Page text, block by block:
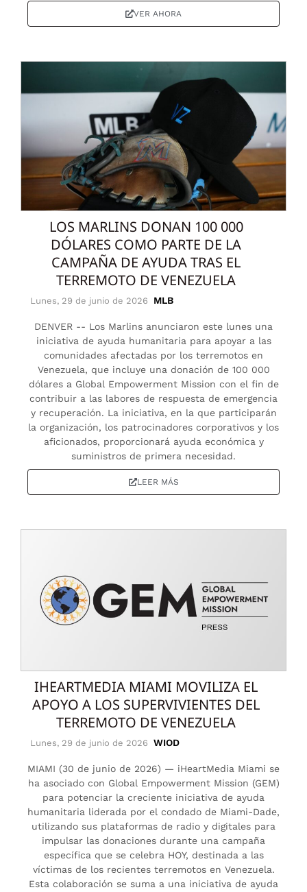
VER AHORA
LOS MARLINS DONAN 100 000
DÓLARES COMO PARTE DE LA
CAMPAÑA DE AYUDA TRAS EL
TERREMOTO DE VENEZUELA
Lunes, 29 de junio de 2026 MLB
DENVER -- Los Marlins anunciaron este lunes una
iniciativa de ayuda humanitaria para apoyar a las
comunidades afectadas por los terremotos en
Venezuela, que incluye una donación de 100 000
dólares a Global Empowerment Mission con el fin de
contribuir a las labores de respuesta de emergencia
y recuperación. La iniciativa, en la que participarán
la organización, los patrocinadores corporativos y los
aficionados, proporcionará ayuda económica y
suministros de primera necesidad.
LEER MÁS
IHEARTMEDIA MIAMI MOVILIZA EL
APOYO A LOS SUPERVIVIENTES DEL
TERREMOTO DE VENEZUELA
Lunes, 29 de junio de 2026 WIOD
MIAMI (30 de junio de 2026) — iHeartMedia Miami se
ha asociado con Global Empowerment Mission (GEM)
para potenciar la creciente iniciativa de ayuda
humanitaria liderada por el condado de Miami-Dade,
utilizando sus plataformas de radio y digitales para
impulsar las donaciones durante una campaña
específica que se celebra HOY, destinada a las
víctimas de los recientes terremotos en Venezuela.
Esta colaboración se suma a una iniciativa de ayuda